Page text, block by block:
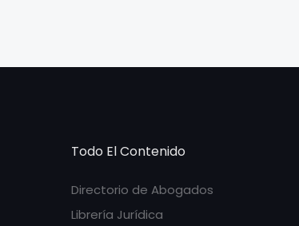
Todo El Contenido
Directorio de Abogados
Librería Jurídica